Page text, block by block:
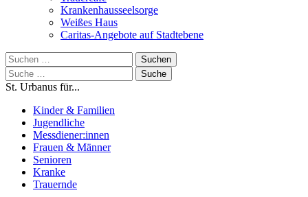
Krankenhausseelsorge
Weißes Haus
Caritas-Angebote auf Stadtebene
Suchen
nach:
Suche
nach:
St. Urbanus für...
Kinder & Familien
Jugendliche
Messdiener:innen
Frauen & Männer
Senioren
Kranke
Trauernde